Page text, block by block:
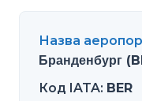
Назва
Бранденбург
Код IATA: BER